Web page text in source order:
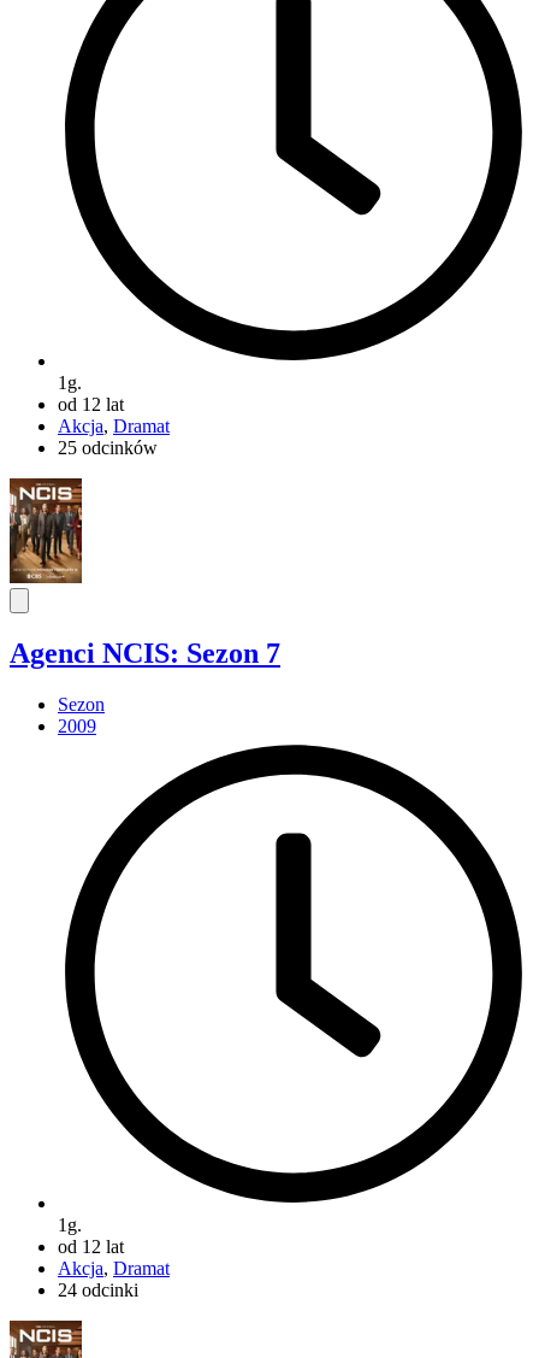
1g.
od 12 lat
Akcja, Dramat
25 odcinków
Agenci NCIS: Sezon 7
Sezon
2009
1g.
od 12 lat
Akcja, Dramat
24 odcinki